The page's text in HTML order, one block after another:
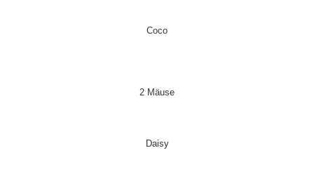
Coco
2 Mäuse
Daisy